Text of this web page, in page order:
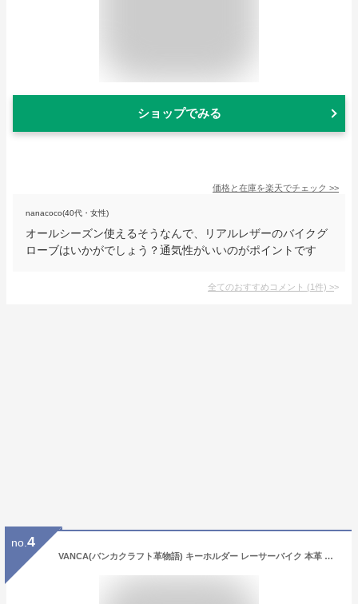
ショップでみる
価格と在庫を楽天でチェック >>
nanacoco(40代・女性)
オールシーズン使えるそうなんで、リアルレザーのバイクグ
ローブはいかがでしょう？通気性がいいのがポイントです
全てのおすすめコメント (1件) >
no. 4
VANCA(バンカクラフト革物語) キーホルダー レーサーバイク 本革 日本製 ハンドメイド